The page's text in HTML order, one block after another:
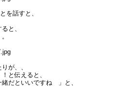
を話すと、
と、
が、、
と伝えると、
だといいですね 」と、